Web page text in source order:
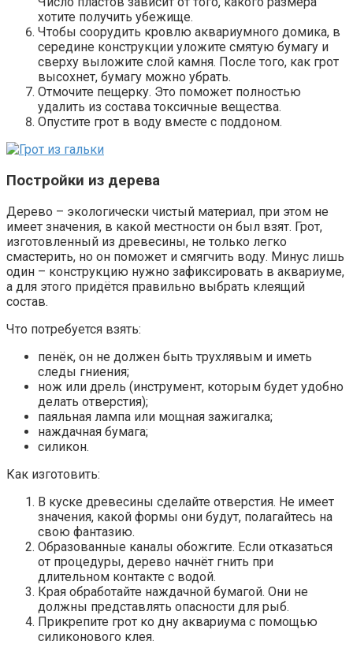
хотите получить убежище.
Чтобы соорудить кровлю аквариумного домика, в
середине конструкции уложите смятую бумагу и
сверху выложите слой камня. После того, как грот
высохнет, бумагу можно убрать.
Отмочите пещерку. Это поможет полностью
удалить из состава токсичные вещества.
Опустите грот в воду вместе с поддоном.
Постройки из дерева
Дерево – экологически чистый материал, при этом не
имеет значения, в какой местности он был взят. Грот,
изготовленный из древесины, не только легко
смастерить, но он поможет и смягчить воду. Минус лишь
один – конструкцию нужно зафиксировать в аквариуме,
а для этого придётся правильно выбрать клеящий
состав.
Что потребуется взять:
пенёк, он не должен быть трухлявым и иметь
следы гниения;
нож или дрель (инструмент, которым будет удобно
делать отверстия);
паяльная лампа или мощная зажигалка;
наждачная бумага;
силикон.
Как изготовить:
В куске древесины сделайте отверстия. Не имеет
значения, какой формы они будут, полагайтесь на
свою фантазию.
Образованные каналы обожгите. Если отказаться
от процедуры, дерево начнёт гнить при
длительном контакте с водой.
Края обработайте наждачной бумагой. Они не
должны представлять опасности для рыб.
Прикрепите грот ко дну аквариума с помощью
силиконового клея.